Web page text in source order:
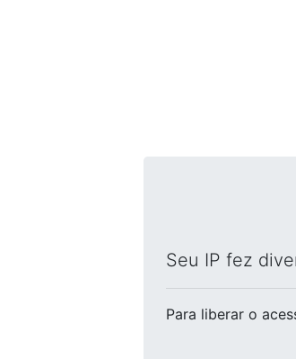
Seu IP fez
Para liberar o